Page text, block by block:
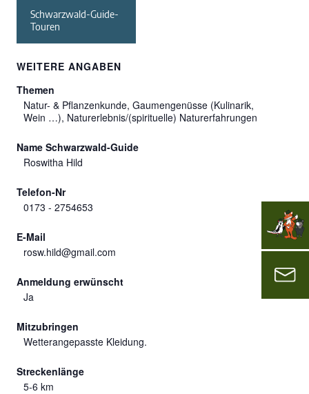
Schwarzwald-Guide-
Touren
WEITERE ANGABEN
Themen
Natur- & Pflanzenkunde, Gaumengenüsse (Kulinarik,
Wein …), Naturerlebnis/(spirituelle) Naturerfahrungen
Name Schwarzwald-Guide
Roswitha Hild
Telefon-Nr
0173 - 2754653
E-Mail
rosw.hild@gmail.com
Anmeldung erwünscht
Ja
Mitzubringen
Wetterangepasste Kleidung.
Streckenlänge
5-6 km